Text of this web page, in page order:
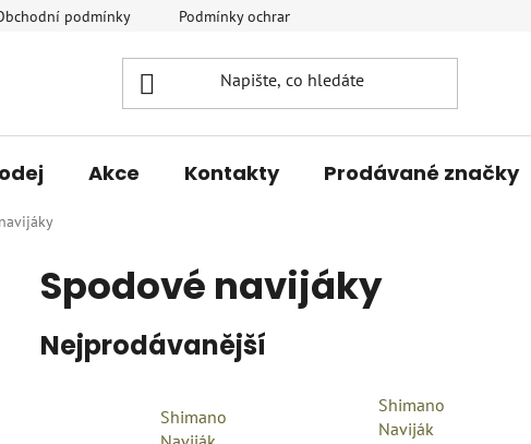
podmínky Podmínky ochrany osobních údajů
Akce Kontakty Prodávané značky
Spodové navijáky
Nejprodávanější
Shimano
Shimano
Naviják